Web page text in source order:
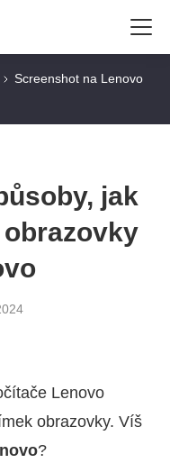
Screenshot na Lenovo
jak
Lenovo
obrazovky. Víš
?